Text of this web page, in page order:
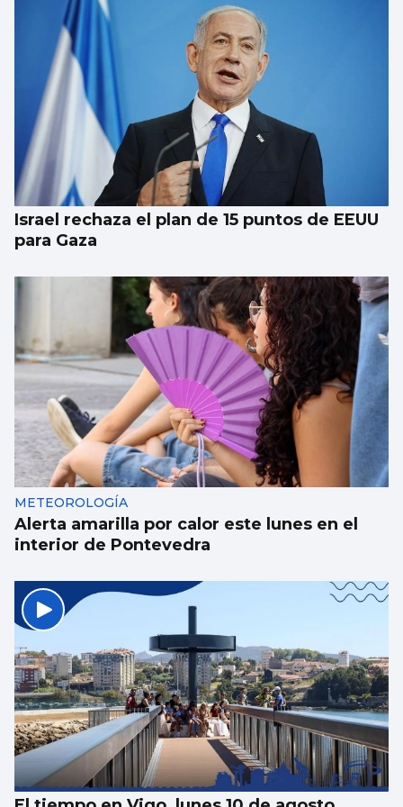
El Puerto pone en marcha el cambio del
“skyline” de Guixar
Israel rechaza el plan de 15 puntos de EEUU
para Gaza
METEOROLOGÍA
Alerta amarilla por calor este lunes en el
interior de Pontevedra